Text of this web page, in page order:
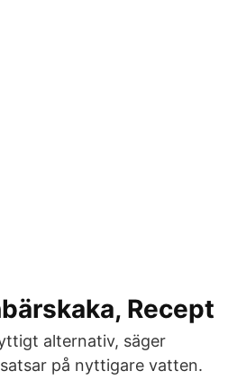
Recept
alternativ, säger
på nyttigare vatten.